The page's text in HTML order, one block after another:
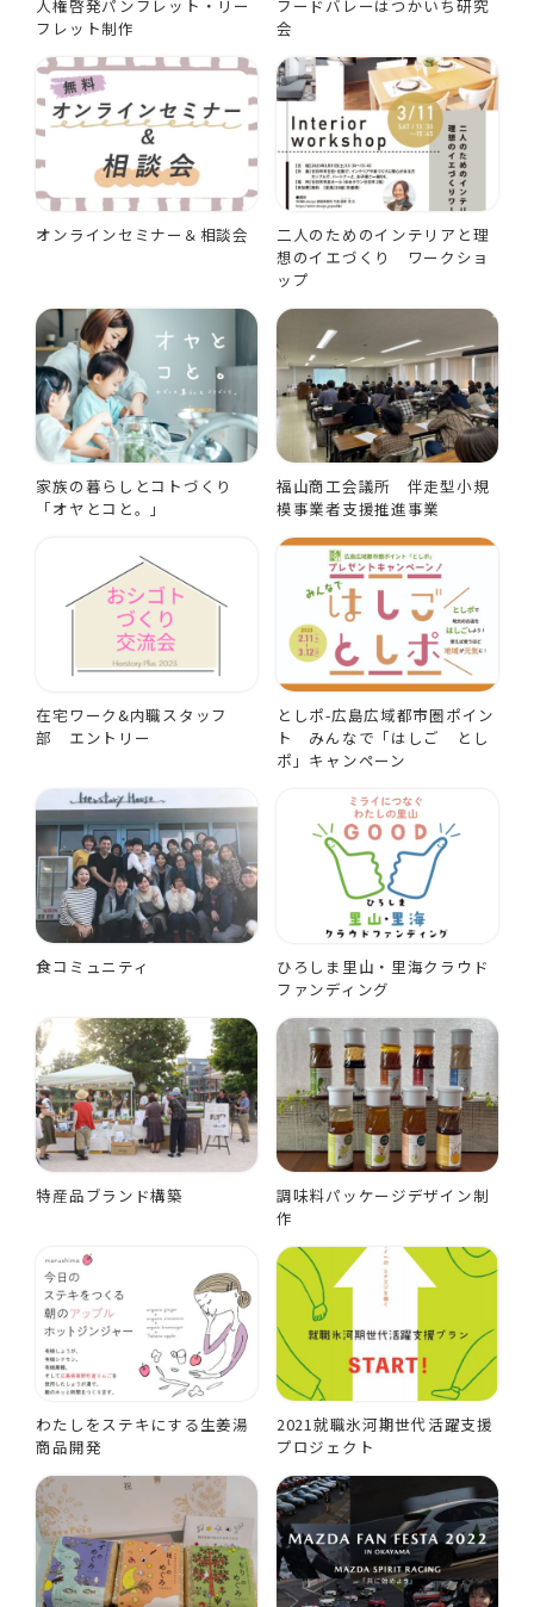
人権啓発パンフレット・リー
フレット制作
フードバレーはつかいち研究
会
オンラインセミナー＆相談会
二人のためのインテリアと理
想のイエづくり ワークショ
ップ
家族の暮らしとコトづくり
「オヤとコと。」
福山商工会議所 伴走型小規
模事業者支援推進事業
在宅ワーク&内職スタッフ
部 エントリー
としポ-広島広域都市圏ポイン
ト みんなで「はしご とし
ポ」キャンペーン
食コミュニティ
ひろしま里山・里海クラウド
ファンディング
特産品ブランド構築
調味料パッケージデザイン制
作
わたしをステキにする生姜湯
商品開発
2021就職氷河期世代活躍支援
プロジェクト